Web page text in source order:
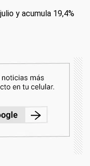
y acumula 19,4%